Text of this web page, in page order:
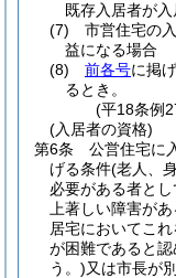
既存入居者が
(7)
市営住宅の
益になる場合
(8)
前各号に掲
るとき。
(平18条例
(入居者の資格)
第6条
公営住宅に
げる条件(老人、
必要がある者とし
上著しい障害が
居宅においてこ
が困難であると
う。)又は市長が